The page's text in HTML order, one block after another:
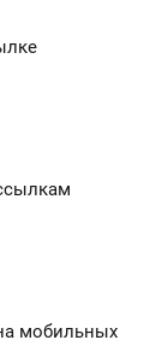
мобильных